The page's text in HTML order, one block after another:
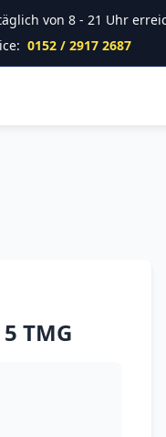
von 8 - 21 Uhr
0152 / 2917 2687
TMG